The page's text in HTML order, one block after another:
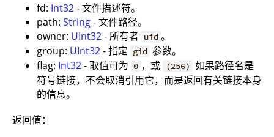
fd: Int32- 文件描述符。
path: String- 文件路径。
owner: UInt32- 所有者 uid 。
group: UInt32- 指定 gid 参数。
flag: Int32- 取值可为 0 ，或 (256) 如果路径名是
符号链接，不会取消引用它，而是返回有关链接本身
的信息。
返回值：